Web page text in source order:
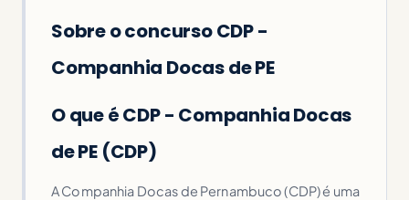
Sobre o concurso CDP -
Companhia Docas de PE
O que é CDP - Companhia Docas
de PE (CDP)
A Companhia Docas de Pernambuco (CDP) é uma